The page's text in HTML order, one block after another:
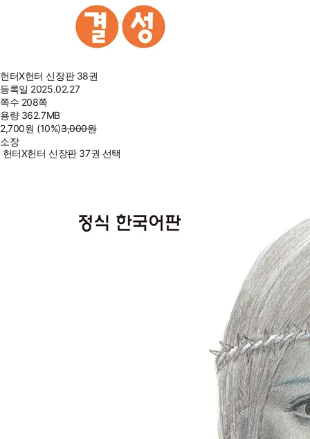
헌터X헌터 신장판 38권
등록일 2025.02.27
쪽수 208쪽
용량 362.7MB
2,700원 (10%)3,000원
소장
헌터X헌터 신장판 37권 선택